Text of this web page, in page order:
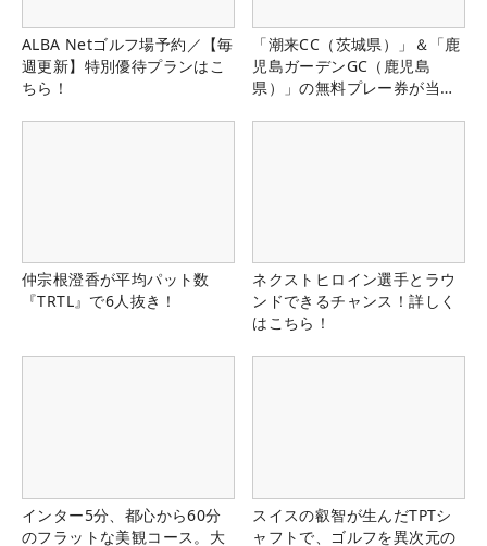
ALBA Netゴルフ場予約／【毎
週更新】特別優待プランはこ
ちら！
「潮来CC（茨城県）」＆「鹿
児島ガーデンGC（鹿児島
県）」の無料プレー券が当た
仲宗根澄香が平均パット数
『TRTL』で6人抜き！
ネクストヒロイン選手とラウ
ンドできるチャンス！詳しく
はこちら！
インター5分、都心から60分
のフラットな美観コース。大
スイスの叡智が生んだTPTシ
ャフトで、ゴルフを異次元の